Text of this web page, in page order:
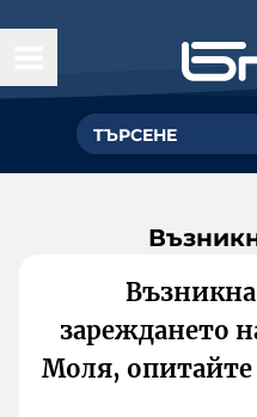
зареждането
Моля,